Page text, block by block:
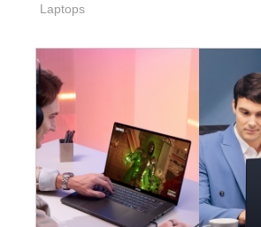
Laptops